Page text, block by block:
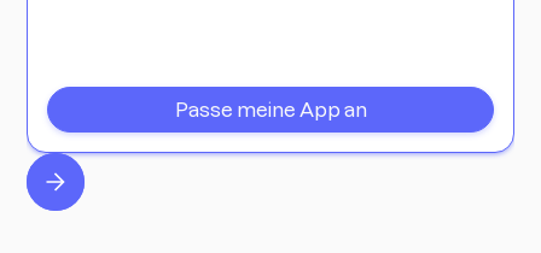
Passe meine App an